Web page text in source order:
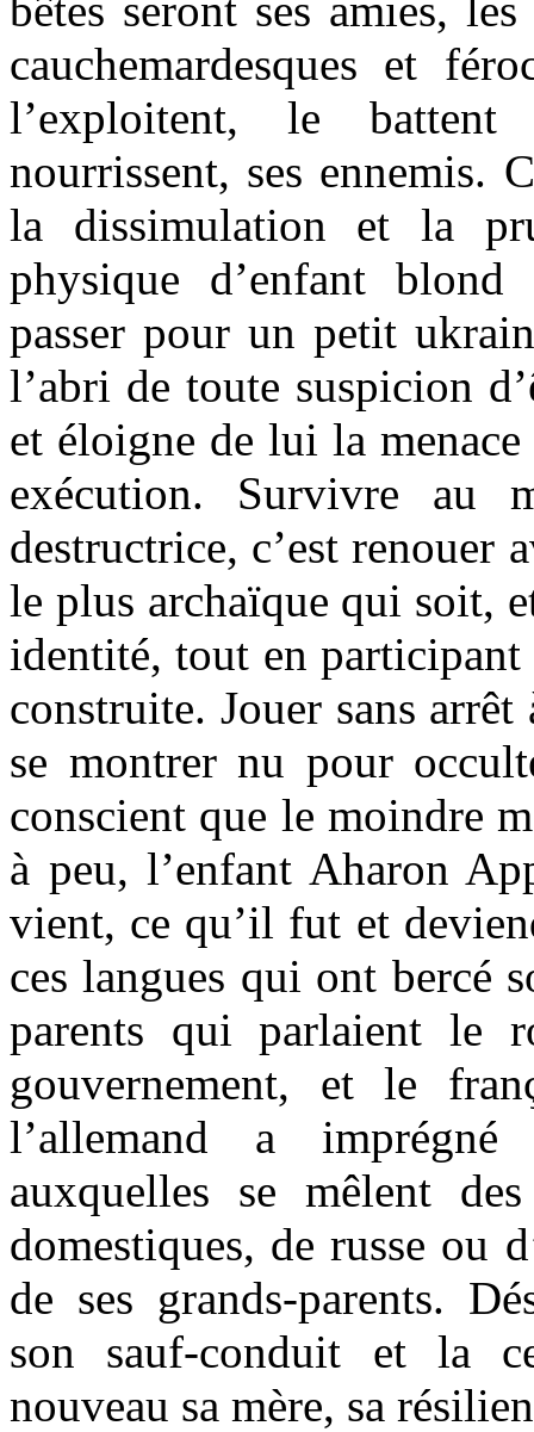
cauchemardesques et
l’exploitent, le
nourrissent, ses ennemis.
la dissimulation et la
physique d’enfant
passer pour un petit
l’abri de toute suspicion
et éloigne de lui la
exécution. Survivre au
destructrice, c’est renouer
le plus archaïque qui soit,
identité, tout en participant
construite. Jouer sans
se montrer nu pour
conscient que le moindre
à peu, l’enfant Aharon
vient, ce qu’il fut et
ces langues qui ont bercé
parents qui parlaient le
gouvernement, et le
l’allemand a
auxquelles se mêlent
domestiques, de russe ou
de ses grands-parents.
son sauf-conduit et la
nouveau sa mère, sa